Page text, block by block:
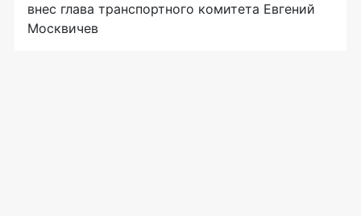
внес глава транспортного комитета Евгений
Москвичев